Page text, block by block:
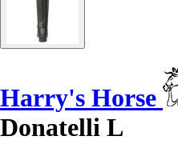
Harry's Horse
Donatelli L